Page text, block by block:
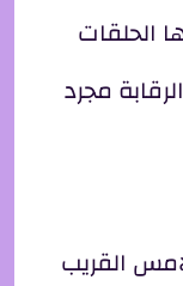
الحلقات
مجرد
القريب